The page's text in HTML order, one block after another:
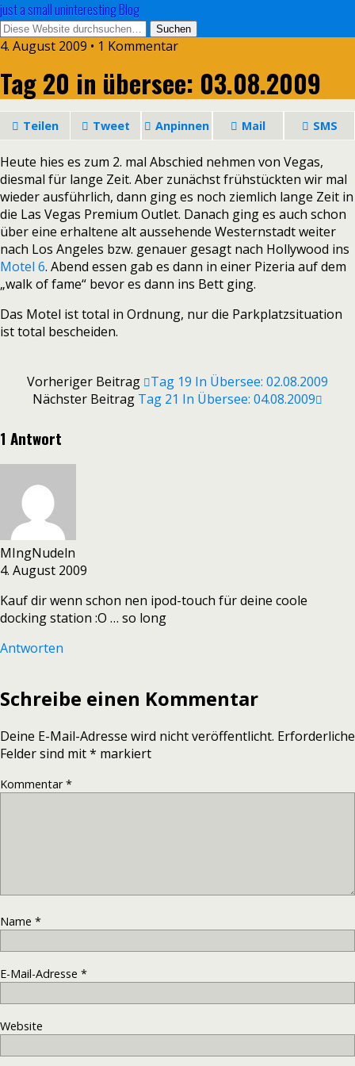
just a small uninteresting Blog
4. August 2009 • 1 Kommentar
Tag 20 in übersee: 03.08.2009
Teilen Tweet Anpinnen Mail SMS
Heute hies es zum 2. mal Abschied nehmen von Vegas,
diesmal für lange Zeit. Aber zunächst frühstückten wir mal
wieder ausführlich, dann ging es noch ziemlich lange Zeit in
die Las Vegas Premium Outlet. Danach ging es auch schon
über eine erhaltene alt aussehende Westernstadt weiter
nach Los Angeles bzw. genauer gesagt nach Hollywood ins
Motel 6. Abend essen gab es dann in einer Pizeria auf dem
„walk of fame“ bevor es dann ins Bett ging.
Das Motel ist total in Ordnung, nur die Parkplatzsituation
ist total bescheiden.
Vorheriger Beitrag
Tag 19 In Übersee: 02.08.2009
Nächster Beitrag Tag 21 In Übersee: 04.08.2009
1 Antwort
MIngNudeln
4. August 2009
Kauf dir wenn schon nen ipod-touch für deine coole
docking station :O … so long
Antworten
Schreibe einen Kommentar
Deine E-Mail-Adresse wird nicht veröffentlicht. Erforderliche
Felder sind mit* markiert
Kommentar*
Name *
E-Mail-Adresse *
Website